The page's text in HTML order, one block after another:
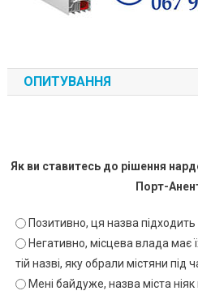
ОПИТУВАННЯ
Як ви ставитесь до рішення
Порт-
Позитивно, ця назва підходить
Негативно, місцева влада має
тій назві, яку обрали містяни під
Мені байдуже, назва міста